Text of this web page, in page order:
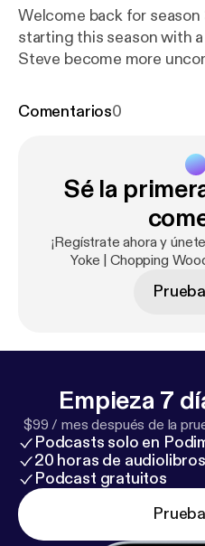
Welcome back for
starting this season with
Steve become more
Steve knows what he
going to help Steve get it
Comentarios0
Sé la
¡Regístrate ahora y
Yoke | Chopping
Empieza 7
$99 / mes después de la
Podcasts solo en
20 horas de
Podcast gratuitos